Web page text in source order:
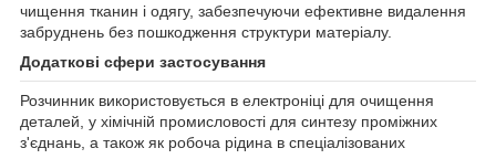
чищення тканин і одягу, забезпечуючи ефективне видалення
забруднень без пошкодження структури матеріалу.
Додаткові сфери застосування
Розчинник використовується в електроніці для очищення
деталей, у хімічній промисловості для синтезу проміжних
з'єднань, а також як робоча рідина в спеціалізованих